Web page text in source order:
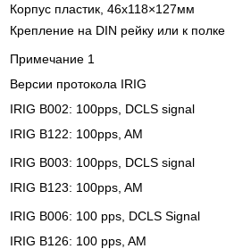
Корпус пластик, 46х118×127мм
Крепление на DIN рейку или к полке.
Примечание 1
Версии протокола IRIG
IRIG B002: 100pps, DCLS signal
IRIG B122: 100pps, AM
IRIG B003: 100pps, DCLS signal
IRIG B123: 100pps, AM
IRIG B006: 100 pps, DCLS Signal
IRIG B126: 100 pps, AM